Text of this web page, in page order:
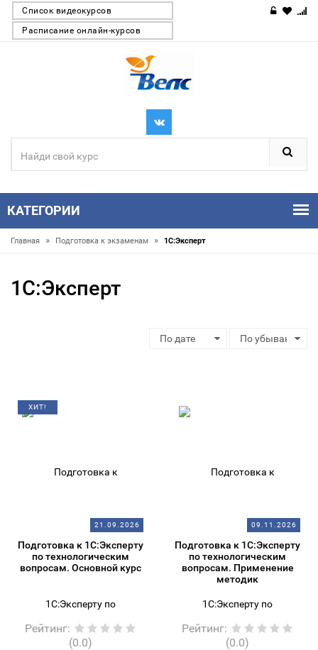
Список видеокурсов
Расписание онлайн-курсов
КАТЕГОРИИ
Главная » Подготовка к экзаменам » 1С:Эксперт
1С:Эксперт
ХИТ!
21.09.2026
Подготовка к 1С:Эксперту
по технологическим
вопросам. Основной курс
Рейтинг:
(0.0)
09.11.2026
Подготовка к 1С:Эксперту
по технологическим
вопросам. Применение
методик
Рейтинг:
(0.0)